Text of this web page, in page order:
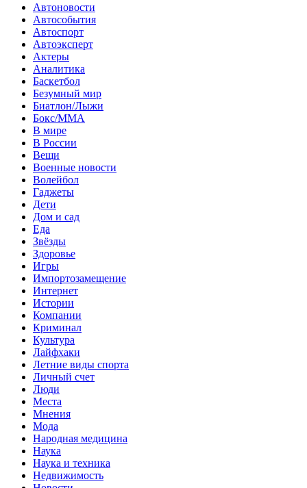
Автоновости
Автособытия
Автоспорт
Автоэксперт
Актеры
Аналитика
Баскетбол
Безумный мир
Биатлон/Лыжи
Бокс/MMA
В мире
В России
Вещи
Военные новости
Волейбол
Гаджеты
Дети
Дом и сад
Еда
Звёзды
Здоровье
Игры
Импортозамещение
Интернет
Истории
Компании
Криминал
Культура
Лайфхаки
Летние виды спорта
Личный счет
Люди
Места
Мнения
Мода
Народная медицина
Наука
Наука и техника
Недвижимость